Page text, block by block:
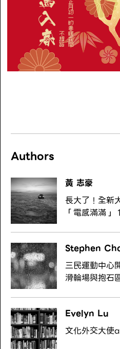
Authors
黃 志豪
長大了！全
「電感滿滿」
Stephen
三民運動中心
滑輪場與抱石
Evelyn Lu
文化外交大使